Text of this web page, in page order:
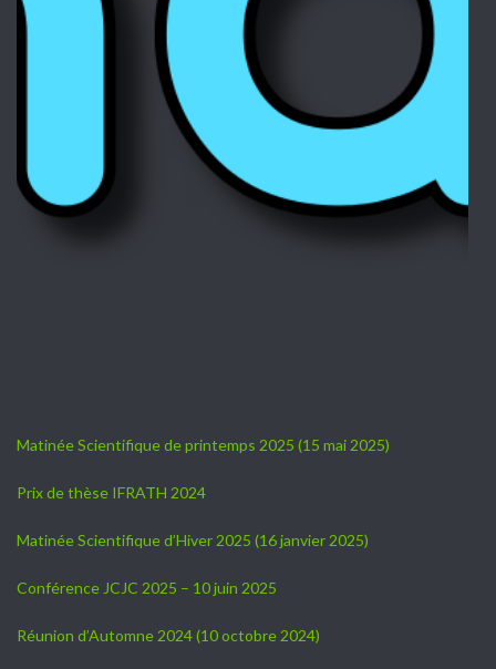
Matinée Scientifique de printemps 2025 (15 mai 2025)
Prix de thèse IFRATH 2024
Matinée Scientifique d’Hiver 2025 (16 janvier 2025)
Conférence JCJC 2025 – 10 juin 2025
Réunion d’Automne 2024 (10 octobre 2024)